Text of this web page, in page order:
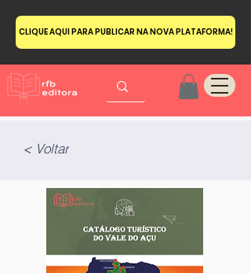
CLIQUE AQUI PARA PUBLICAR NA NOVA PLATAFORMA!
< Voltar